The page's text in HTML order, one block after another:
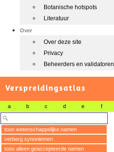
Botanische hotspots
Literatuur
Over
Over deze site
Privacy
Beheerders en validatoren
Verspreidingsatlas
a b c d e f
toon wetenschappelijke namen
verberg synoniemen
toon alleen geaccepteerde namen